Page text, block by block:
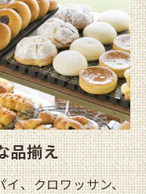
品揃え
イ、クロワッサン、